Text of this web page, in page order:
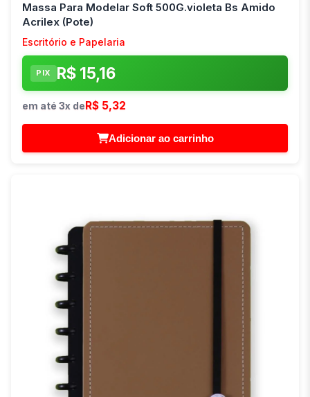
Massa Para Modelar Soft 500G.violeta Bs Amido
Acrilex (Pote)
Escritório e Papelaria
PIX R$ 15,16
em até 3x de R$ 5,32
Adicionar ao carrinho